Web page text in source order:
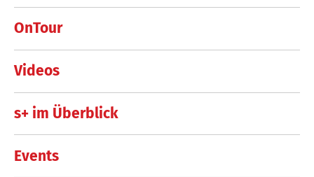
OnTour
Videos
s+ im Überblick
Events